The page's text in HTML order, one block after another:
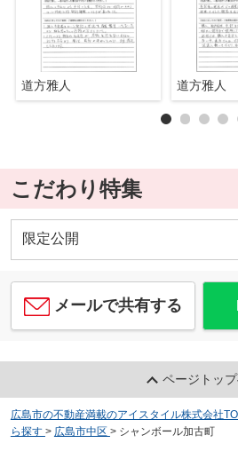
道方雅人 道方雅人
こだわり特集
限定公開
メールで共有する
ページトッ
広島市の不動産満載のアイスタイル株式会社
ら探す > 広島市中区 > シャンボール加古町